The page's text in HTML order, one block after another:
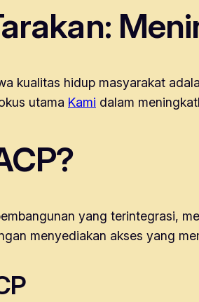
kualitas hidup masyarakat
utama Kami dalam
yang terintegrasi,
menyediakan akses yang